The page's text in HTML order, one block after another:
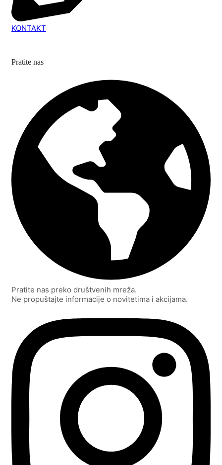
KONTAKT
Pratite nas
Pratite nas preko društvenih mreža.
Ne propuštajte informacije o novitetima i akcijama.